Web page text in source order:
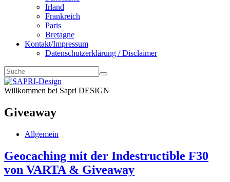
Irland
Frankreich
Paris
Bretagne
Kontakt/Impressum
Datenschutzerklärung / Disclaimer
Willkommen bei Sapri DESIGN
Giveaway
Allgemein
Geocaching mit der Indestructible F30
von VARTA & Giveaway